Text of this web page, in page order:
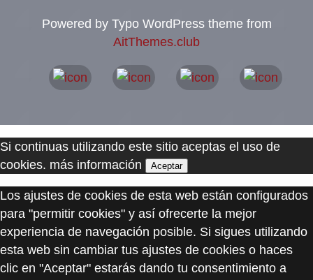
Powered by Typo WordPress theme from
AitThemes.club
Si continuas utilizando este sitio aceptas el uso de
cookies. más información Aceptar
Los ajustes de cookies de esta web están configurados
para "permitir cookies" y así ofrecerte la mejor
experiencia de navegación posible. Si sigues utilizando
esta web sin cambiar tus ajustes de cookies o haces
clic en "Aceptar" estarás dando tu consentimiento a